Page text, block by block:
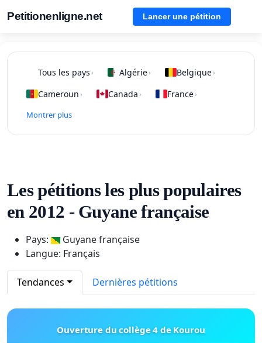
Petitionenligne.net Lancer une pétition
Tous les pays › Algérie› Belgique›
Cameroun › Canada › France›
Montrer plus
Les pétitions les plus populaires
en 2012 - Guyane française
Pays:
Guyane française
Langue: Français
Tendances Dernières pétitions
Ouverture du collège 4 de Kourou